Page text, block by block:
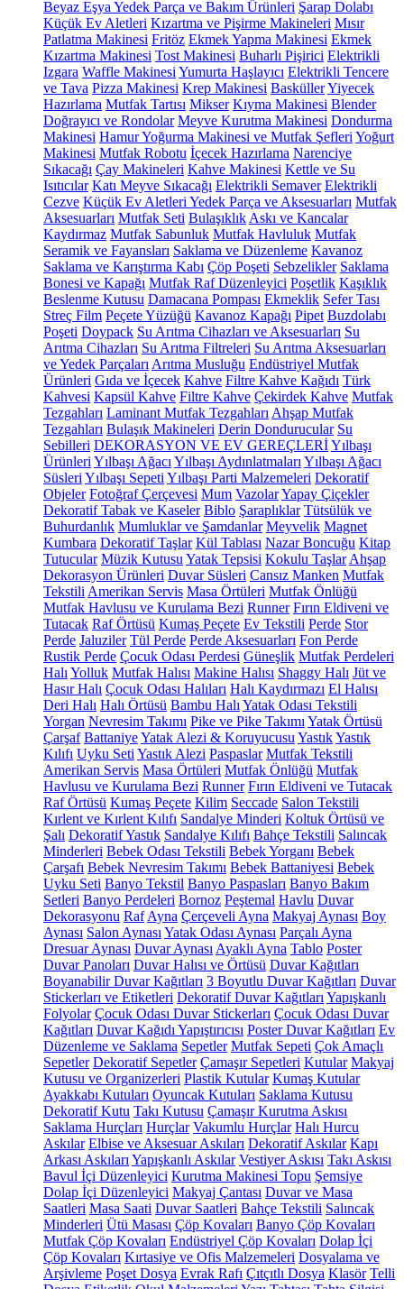
Beyaz Eşya Yedek Parça ve Bakım Ürünleri Şarap Dolabı
Küçük Ev Aletleri Kızartma ve Pişirme Makineleri Mısır
Patlatma Makinesi Fritöz Ekmek Yapma Makinesi Ekmek
Kızartma Makinesi Tost Makinesi Buharlı Pişirici Elektrikli
Izgara Waffle Makinesi Yumurta Haşlayıcı Elektrikli Tencere
ve Tava Pizza Makinesi Krep Makinesi BasküllerYiyecek
Hazırlama Mutfak Tartısı Mikser Kıyma Makinesi Blender
Doğrayıcı ve Rondolar Meyve Kurutma Makinesi Dondurma
Makinesi Hamur Yoğurma Makinesi ve Mutfak Şefleri Yoğurt
Makinesi Mutfak Robotu İçecek Hazırlama Narenciye
Sıkacağı Çay Makineleri Kahve Makinesi Kettle ve Su
Isıtıcılar Katı Meyve Sıkacağı Elektrikli Semaver Elektrikli
Cezve Küçük Ev Aletleri Yedek Parça ve Aksesuarları Mutfak
Aksesuarları Mutfak Seti Bulaşıklık Askı ve Kancalar
Kaydırmaz Mutfak Sabunluk Mutfak Havluluk Mutfak
Seramik ve Fayansları Saklama ve Düzenleme Kavanoz
Saklama ve Karıştırma Kabı Çöp Poşeti Sebzelikler Saklama
Bonesi ve Kapağı Mutfak Raf Düzenleyici Poşetlik Kaşıklık
Beslenme Kutusu Damacana Pompası Ekmeklik Sefer Tası
Streç Film Peçete Yüzüğü Kavanoz Kapağı Pipet Buzdolabı
Poşeti Doypack Su Arıtma Cihazları ve Aksesuarları Su
Arıtma Cihazları Su Arıtma Filtreleri Su Arıtma Aksesuarları
ve Yedek Parçaları Arıtma Musluğu Endüstriyel Mutfak
Ürünleri Gıda ve İçecek Kahve Filtre Kahve Kağıdı Türk
Kahvesi Kapsül Kahve Filtre Kahve Çekirdek Kahve Mutfak
Tezgahları Laminant Mutfak Tezgahları Ahşap Mutfak
Tezgahları Bulaşık Makineleri Derin Dondurucular Su
Sebilleri DEKORASYON VE EV GEREÇLERİYılbaşı
Ürünleri Yılbaşı Ağacı Yılbaşı Aydınlatmaları Yılbaşı Ağacı
Süsleri Yılbaşı Sepeti Yılbaşı Parti Malzemeleri Dekoratif
Objeler Fotoğraf Çerçevesi Mum VazolarYapay Çiçekler
Dekoratif Tabak ve Kaseler Biblo Şaraplıklar Tütsülük ve
Buhurdanlık Mumluklar ve Şamdanlar Meyvelik Magnet
Kumbara Dekoratif Taşlar Kül Tablası Nazar Boncuğu Kitap
Tutucular Müzik Kutusu Yatak Tepsisi Kokulu Taşlar Ahşap
Dekorasyon Ürünleri Duvar Süsleri Cansız Manken Mutfak
Tekstili Amerikan Servis Masa Örtüleri Mutfak Önlüğü
Mutfak Havlusu ve Kurulama Bezi Runner Fırın Eldiveni ve
Tutacak Raf Örtüsü Kumaş Peçete Ev Tekstili Perde Stor
Perde Jaluziler Tül Perde Perde Aksesuarları Fon Perde
Rustik Perde Çocuk Odası Perdesi Güneşlik Mutfak Perdeleri
Halı Yolluk Mutfak Halısı Makine Halısı Shaggy Halı Jüt ve
Hasır Halı Çocuk Odası Halıları Halı Kaydırmazı El Halısı
Deri Halı Halı Örtüsü Bambu Halı Yatak Odası Tekstili
Yorgan Nevresim Takımı Pike ve Pike Takımı Yatak Örtüsü
Çarşaf BattaniyeYatak Alezi & Koruyucusu YastıkYastık
Kılıfı Uyku Seti Yastık Alezi Paspaslar Mutfak Tekstili
Amerikan Servis Masa Örtüleri Mutfak Önlüğü Mutfak
Havlusu ve Kurulama Bezi Runner Fırın Eldiveni ve Tutacak
Raf Örtüsü Kumaş Peçete Kilim Seccade Salon Tekstili
Kırlent ve Kırlent Kılıfı Sandalye Minderi Koltuk Örtüsü ve
Şalı Dekoratif Yastık Sandalye Kılıfı Bahçe Tekstili Salıncak
Minderleri Bebek Odası Tekstili Bebek Yorganı Bebek
Çarşafı Bebek Nevresim Takımı Bebek Battaniyesi Bebek
Uyku Seti Banyo Tekstil Banyo Paspasları Banyo Bakım
Setleri Banyo Perdeleri Bornoz Peştemal Havlu Duvar
Dekorasyonu Raf Ayna Çerçeveli Ayna Makyaj Aynası Boy
Aynası Salon Aynası Yatak Odası Aynası Parçalı Ayna
Dresuar Aynası Duvar Aynası Ayaklı Ayna Tablo Poster
Duvar Panoları Duvar Halısı ve Örtüsü Duvar Kağıtları
Boyanabilir Duvar Kağıtları 3 Boyutlu Duvar Kağıtları Duvar
Stickerları ve Etiketleri Dekoratif Duvar Kağıtları Yapışkanlı
Folyolar Çocuk Odası Duvar Stickerları Çocuk Odası Duvar
Kağıtları Duvar Kağıdı Yapıştırıcısı Poster Duvar Kağıtları Ev
Düzenleme ve Saklama Sepetler Mutfak Sepeti Çok Amaçlı
Sepetler Dekoratif Sepetler Çamaşır Sepetleri Kutular Makyaj
Kutusu ve Organizerleri Plastik Kutular Kumaş Kutular
Ayakkabı Kutuları Oyuncak Kutuları Saklama Kutusu
Dekoratif Kutu Takı Kutusu Çamaşır Kurutma Askısı
Saklama Hurçları Hurçlar Vakumlu Hurçlar Halı Hurcu
Askılar Elbise ve Aksesuar Askıları Dekoratif Askılar Kapı
Arkası Askıları Yapışkanlı Askılar Vestiyer Askısı Takı Askısı
Bavul İçi Düzenleyici Kurutma Makinesi Topu Şemsiye
Dolap İçi Düzenleyici Makyaj Çantası Duvar ve Masa
Saatleri Masa Saati Duvar Saatleri Bahçe Tekstili Salıncak
Minderleri Ütü Masası Çöp Kovaları Banyo Çöp Kovaları
Mutfak Çöp Kovaları Endüstriyel Çöp Kovaları Dolap İçi
Çöp Kovaları Kırtasiye ve Ofis Malzemeleri Dosyalama ve
Arşivleme Poşet Dosya Evrak Rafı Çıtçıtlı Dosya Klasör Telli